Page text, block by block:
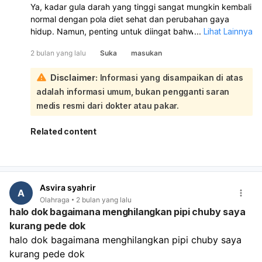
perlahan juga penting untuk pencernaan dan
mencegah makan berlebihan.
Konsistensi:Kunci keberhasilan adalah konsistensi
diperlukan, konsultasikan dengan ahli gizi untuk
mendapatkan rencana yang lebih personal dan sesuai
kondisi Anda.
Ya, kadar gula darah yang tinggi sangat mungkin kembali
normal dengan pola diet sehat dan perubahan gaya
hidup. Namun, penting untuk diingat bahwa meskipun
dijaga agar tidak kembali tinggi:
Untuk pertanyaan apakah bisa makan manis lagi setelah
gula darah normal, disarankan untuk tetap membatasi
atau menghindari makanan manis. Konteks menyebutkan
bahwa makanan manis (seperti kue, permen, camilan
tinggi karbohidrat) dan minuman kemasan yang tinggi
gula sebaiknya dihindari untuk mencegah lonjakan gula
mungkin masih memiliki kecenderungan untuk mengalami
tinggi gula. Penting untuk terus menerapkan pola hidup
sehat seperti:
Konsumsi makanan yang tepat:Hindari makanan
dengan indeks glikemik tinggi dan makanan olahan.
Pilih karbohidrat kompleks.
Mengontrol porsi makan:
... Lihat Lainnya
2 bulan yang lalu Suka masukan
Disclaimer: Informasi yang disampaikan di atas
adalah informasi umum, bukan pengganti saran
medis resmi dari dokter atau pakar.
Related content
A Asvira syahrir
Olahraga 2 bulan yang lalu
halo dok bagaimana menghilangkan pipi chuby saya
kurang pede dok
halo dok bagaimana menghilangkan pipi chuby saya
kurang pede dok